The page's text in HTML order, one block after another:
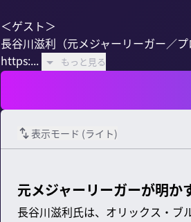
＜ゲスト＞
長谷川滋利（元メジャーリーガー／プ
https:...
もっと見る
表示モード (ライト)
元メジャーリーガーが明か
長谷川滋利氏は、オリックス・ブ